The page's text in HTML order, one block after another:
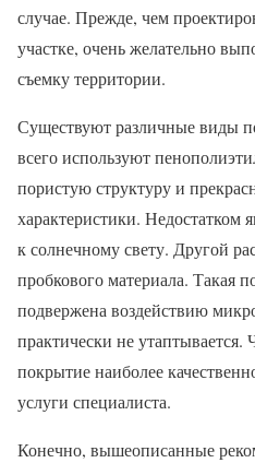
случае. Прежде, чем
участке, очень желательно
съемку территории.
Существуют различные виды
всего используют
пористую структуру и
характеристики. Недостатком
к солнечному свету. Другой
пробкового материала. Такая
подвержена воздействию
практически не
покрытие наиболее
услуги специалиста.
Конечно, вышеописанные